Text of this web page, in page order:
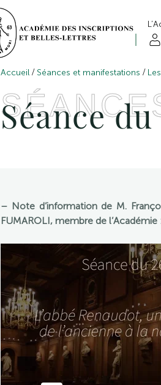
Accueil / Séances et manifestations /
Séance
– Note d’information de M.
FUMAROLI, membre de